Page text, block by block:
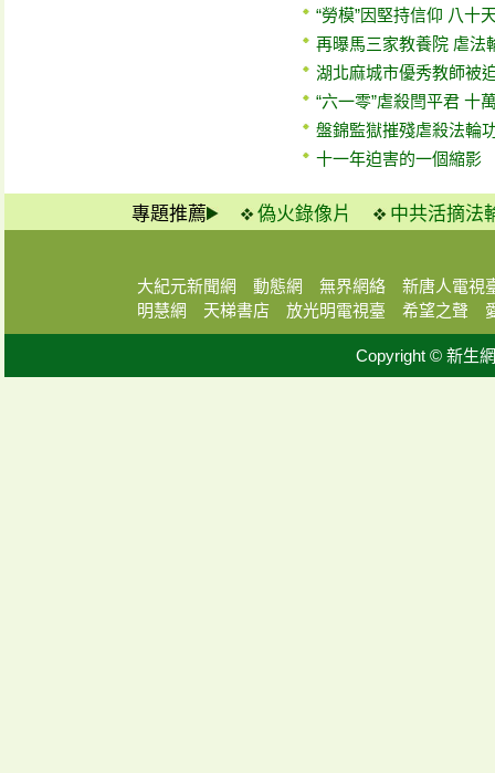
“勞模”因堅持信仰 八十
再曝馬三家教養院 虐法
湖北麻城市優秀教師被
“六一零”虐殺閆平君 十
盤錦監獄摧殘虐殺法輪
十一年迫害的一個縮影
專題推薦 偽火錄像片 中共活摘法
大紀元新聞網 動態網 無界網絡
新唐人電視
明慧網
天梯書店 放光明電視臺 希望之聲
Copyright © 新生